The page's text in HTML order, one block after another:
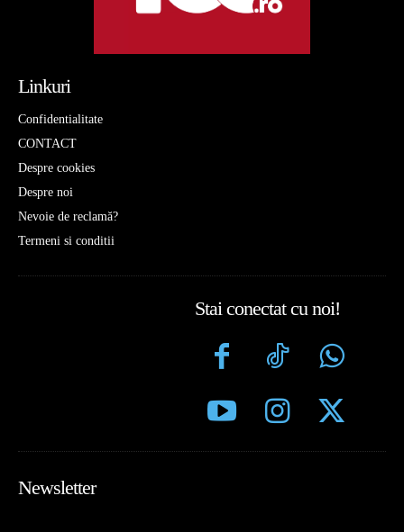
Linkuri
Confidentialitate
CONTACT
Despre cookies
Despre noi
Nevoie de reclamă?
Termeni si conditii
Stai conectat cu noi!
Newsletter